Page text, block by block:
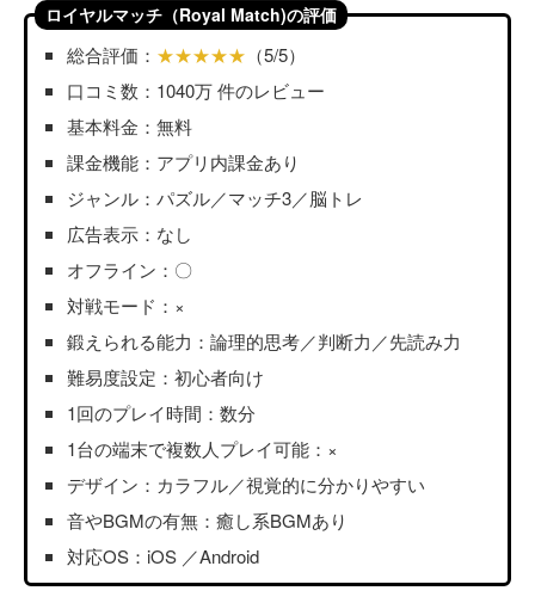
ロイヤルマッチ（Royal Match)の評価
総合評価： ★★★★★ （5/5）
口コミ数：1040万 件のレビュー
基本料金：無料
課金機能：アプリ内課金あり
ジャンル：パズル／マッチ3／脳トレ
広告表示：なし
オフライン：〇
対戦モード：×
鍛えられる能力：論理的思考／判断力／先読み力
難易度設定：初心者向け
1回のプレイ時間：数分
1台の端末で複数人プレイ可能：×
デザイン：カラフル／視覚的に分かりやすい
音やBGMの有無：癒し系BGMあり
対応OS：iOS ／Android